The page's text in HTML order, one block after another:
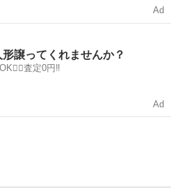
Ad
形譲ってくれませんか？
査定0円‼️
Ad